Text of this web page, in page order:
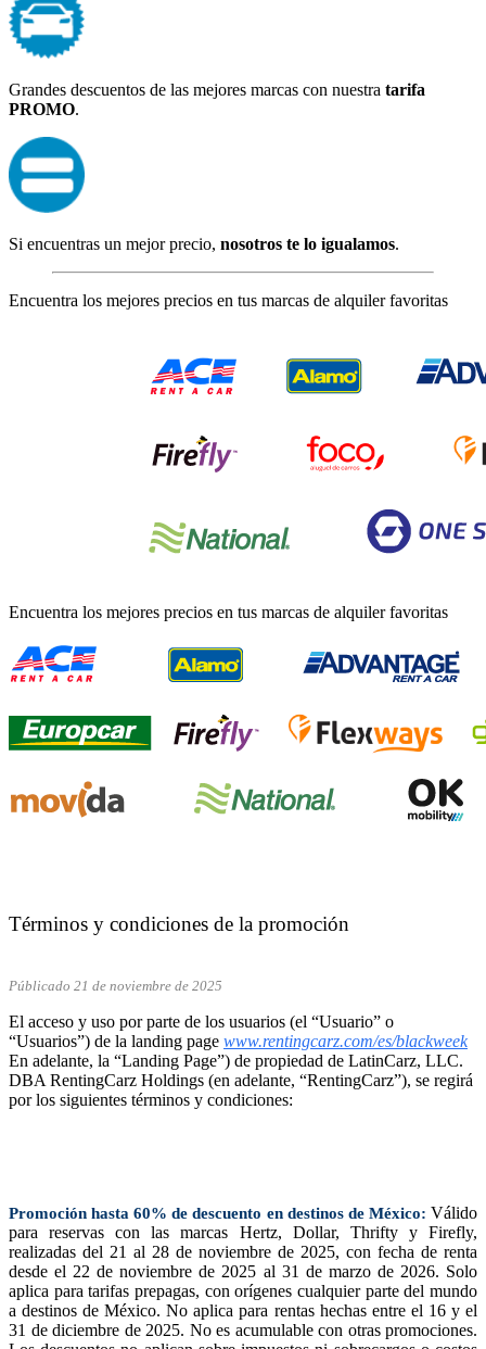
Grandes descuentos de las mejores marcas con nuestra tarifa
PROMO.
Si encuentras un mejor precio, nosotros te lo igualamos.
Encuentra los mejores precios en tus marcas de alquiler favoritas
Encuentra los mejores precios en tus marcas de alquiler favoritas
Términos y condiciones de la promoción
Públicado 21 de noviembre de 2025
El acceso y uso por parte de los usuarios (el “Usuario” o
“Usuarios”) de la landing page www.rentingcarz.com/es/blackweek
En adelante, la “Landing Page”) de propiedad de LatinCarz, LLC.
DBA RentingCarz Holdings (en adelante, “RentingCarz”), se regirá
por los siguientes términos y condiciones:
Promoción hasta 60% de descuento en destinos de México: Válido
para reservas con las marcas Hertz, Dollar, Thrifty y Firefly,
realizadas del 21 al 28 de noviembre de 2025, con fecha de renta
desde el 22 de noviembre de 2025 al 31 de marzo de 2026. Solo
aplica para tarifas prepagas, con orígenes cualquier parte del mundo
a destinos de México. No aplica para rentas hechas entre el 16 y el
31 de diciembre de 2025. No es acumulable con otras promociones.